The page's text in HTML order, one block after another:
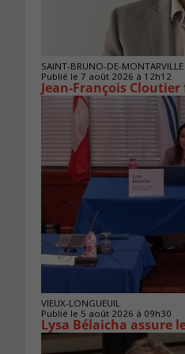
SAINT-BRUNO-DE-MONTARVILLE
Publié le 7 août 2026 à 12h12
Jean-François
VIEUX-LONGUEUIL
Publié le 5 août 2026 à 09h30
Lysa Bélaicha assure